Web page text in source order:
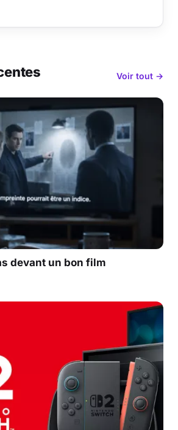
Voir tout →
devant un bon film